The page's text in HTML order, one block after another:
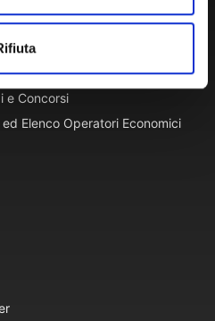
e accr.
e Concorsi
Elenco Operatori Economici